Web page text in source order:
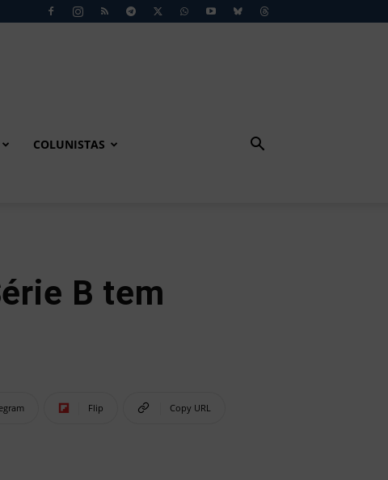
COLUNISTAS
B tem
Flip Copy URL